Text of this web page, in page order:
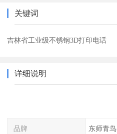
关键词
吉林省工业级不锈钢3D打印电话
详细说明
品牌 东师青鸟